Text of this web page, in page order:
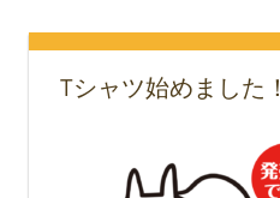
Tシャツ始めました！